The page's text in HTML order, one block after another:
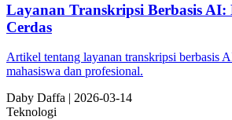
Layanan Transkripsi Berbasis AI:
Cerdas
Artikel tentang layanan transkripsi berbasis
mahasiswa dan profesional.
Daby Daffa | 2026-03-14
Teknologi